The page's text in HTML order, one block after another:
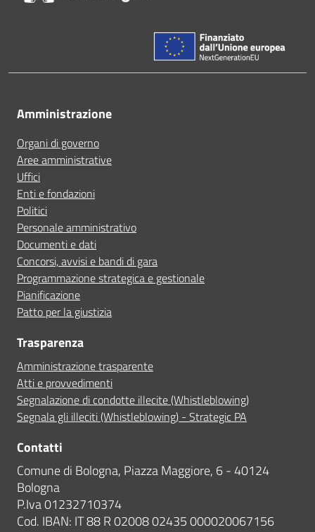
Amministrazione
Organi di governo
Aree amministrative
Uffici
Enti e fondazioni
Politici
Personale amministrativo
Documenti e dati
Concorsi, avvisi e bandi di gara
Programmazione strategica e gestionale
Pianificazione
Patto per la giustizia
Trasparenza
Amministrazione trasparente
Atti e provvedimenti
Segnalazione di condotte illecite (Whistleblowing)
Segnala gli illeciti (Whistleblowing) - Strategic PA
Contatti
Comune di Bologna, Piazza Maggiore, 6 - 40124
Bologna
P.Iva 01232710374
Cod. IBAN: IT 88 R 02008 02435 000020067156